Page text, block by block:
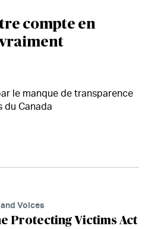
compte en
le manque de transparence
du Canada
Voices
Protecting Victims Act